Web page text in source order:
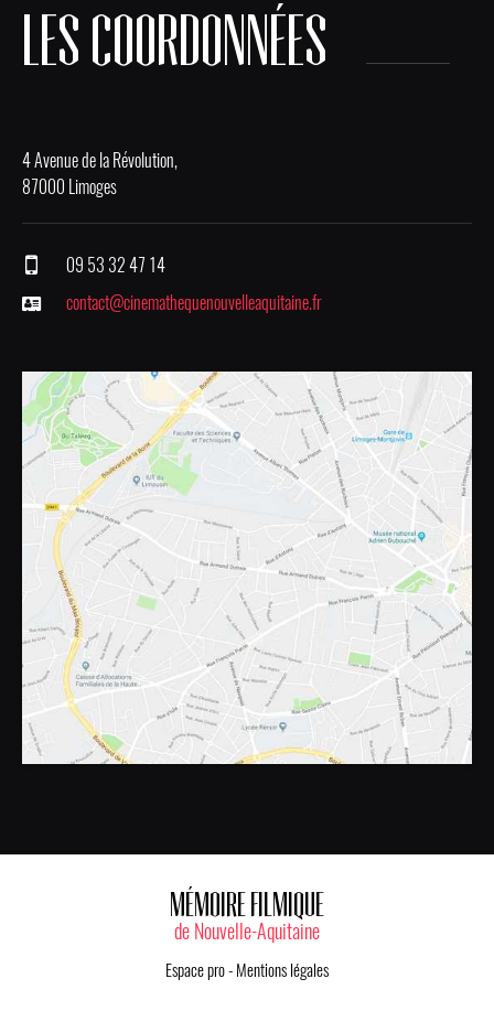
LES COORDONNÉES
4 Avenue de la Révolution,
87000 Limoges
09 53 32 47 14
contact@cinemathequenouvelleaquitaine.fr
MÉMOIRE FILMIQUE
de Nouvelle-Aquitaine
Espace pro- Mentions légales